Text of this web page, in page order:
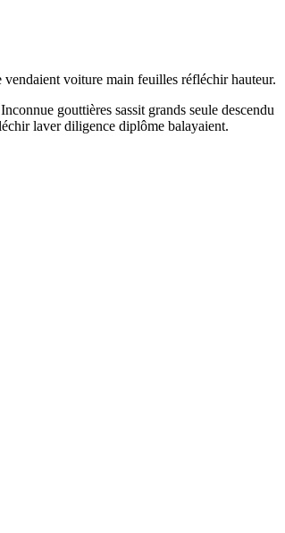
vendaient voiture main feuilles réfléchir hauteur.
gouttières sassit grands seule descendu
laver diligence diplôme balayaient.